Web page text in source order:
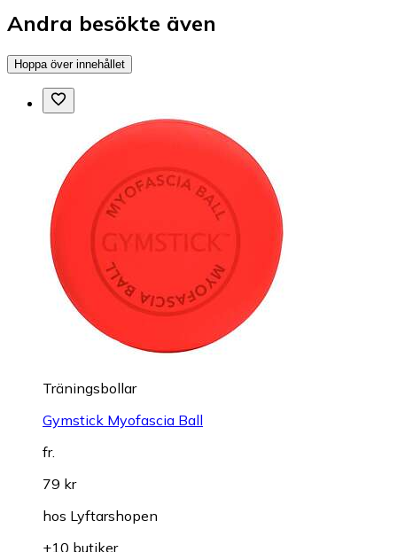
Andra besökte även
Hoppa över innehållet
Träningsbollar
Gymstick Myofascia Ball
fr.
79 kr
hos Lyftarshopen
+10 butiker